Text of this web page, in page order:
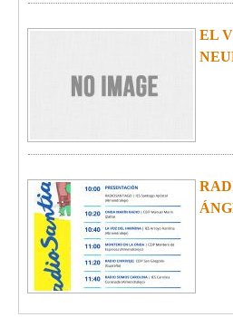
RADIO EN DIRECTO....
ÁNGELES EN LA ONDA